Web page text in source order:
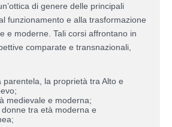
di genere delle principali
funzionamento e alla trasformazione
e moderne. Tali corsi affrontano in
comparate e transnazionali,
parentela, la proprietà tra Alto e
medievale e moderna;
tra età moderna e